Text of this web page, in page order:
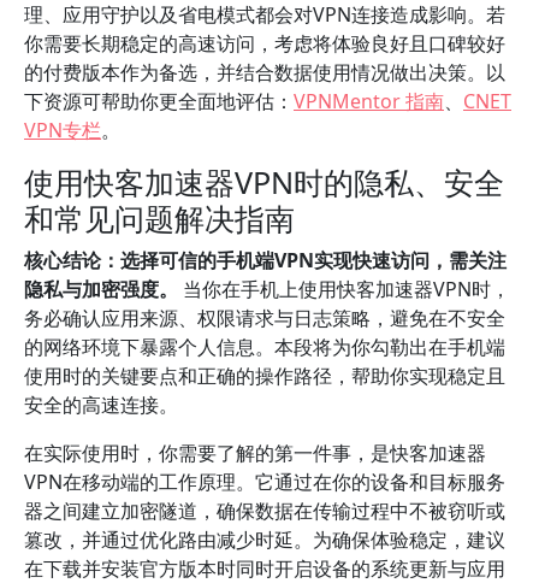
理、应用守护以及省电模式都会对VPN连接造成影响。若
你需要长期稳定的高速访问，考虑将体验良好且口碑较好
的付费版本作为备选，并结合数据使用情况做出决策。以
下资源可帮助你更全面地评估： VPNMentor 指南、 CNET
VPN专栏。
使用快客加速器VPN时的隐私、安全
和常见问题解决指南
核心结论：选择可信的手机端VPN实现快速访问，需关注
隐私与加密强度。
当你在手机上使用快客加速器VPN时，
务必确认应用来源、权限请求与日志策略，避免在不安全
的网络环境下暴露个人信息。本段将为你勾勒出在手机端
使用时的关键要点和正确的操作路径，帮助你实现稳定且
安全的高速连接。
在实际使用时，你需要了解的第一件事，是快客加速器
VPN在移动端的工作原理。它通过在你的设备和目标服务
器之间建立加密隧道，确保数据在传输过程中不被窃听或
篡改，并通过优化路由减少时延。为确保体验稳定，建议
在下载并安装官方版本时同时开启设备的系统更新与应用